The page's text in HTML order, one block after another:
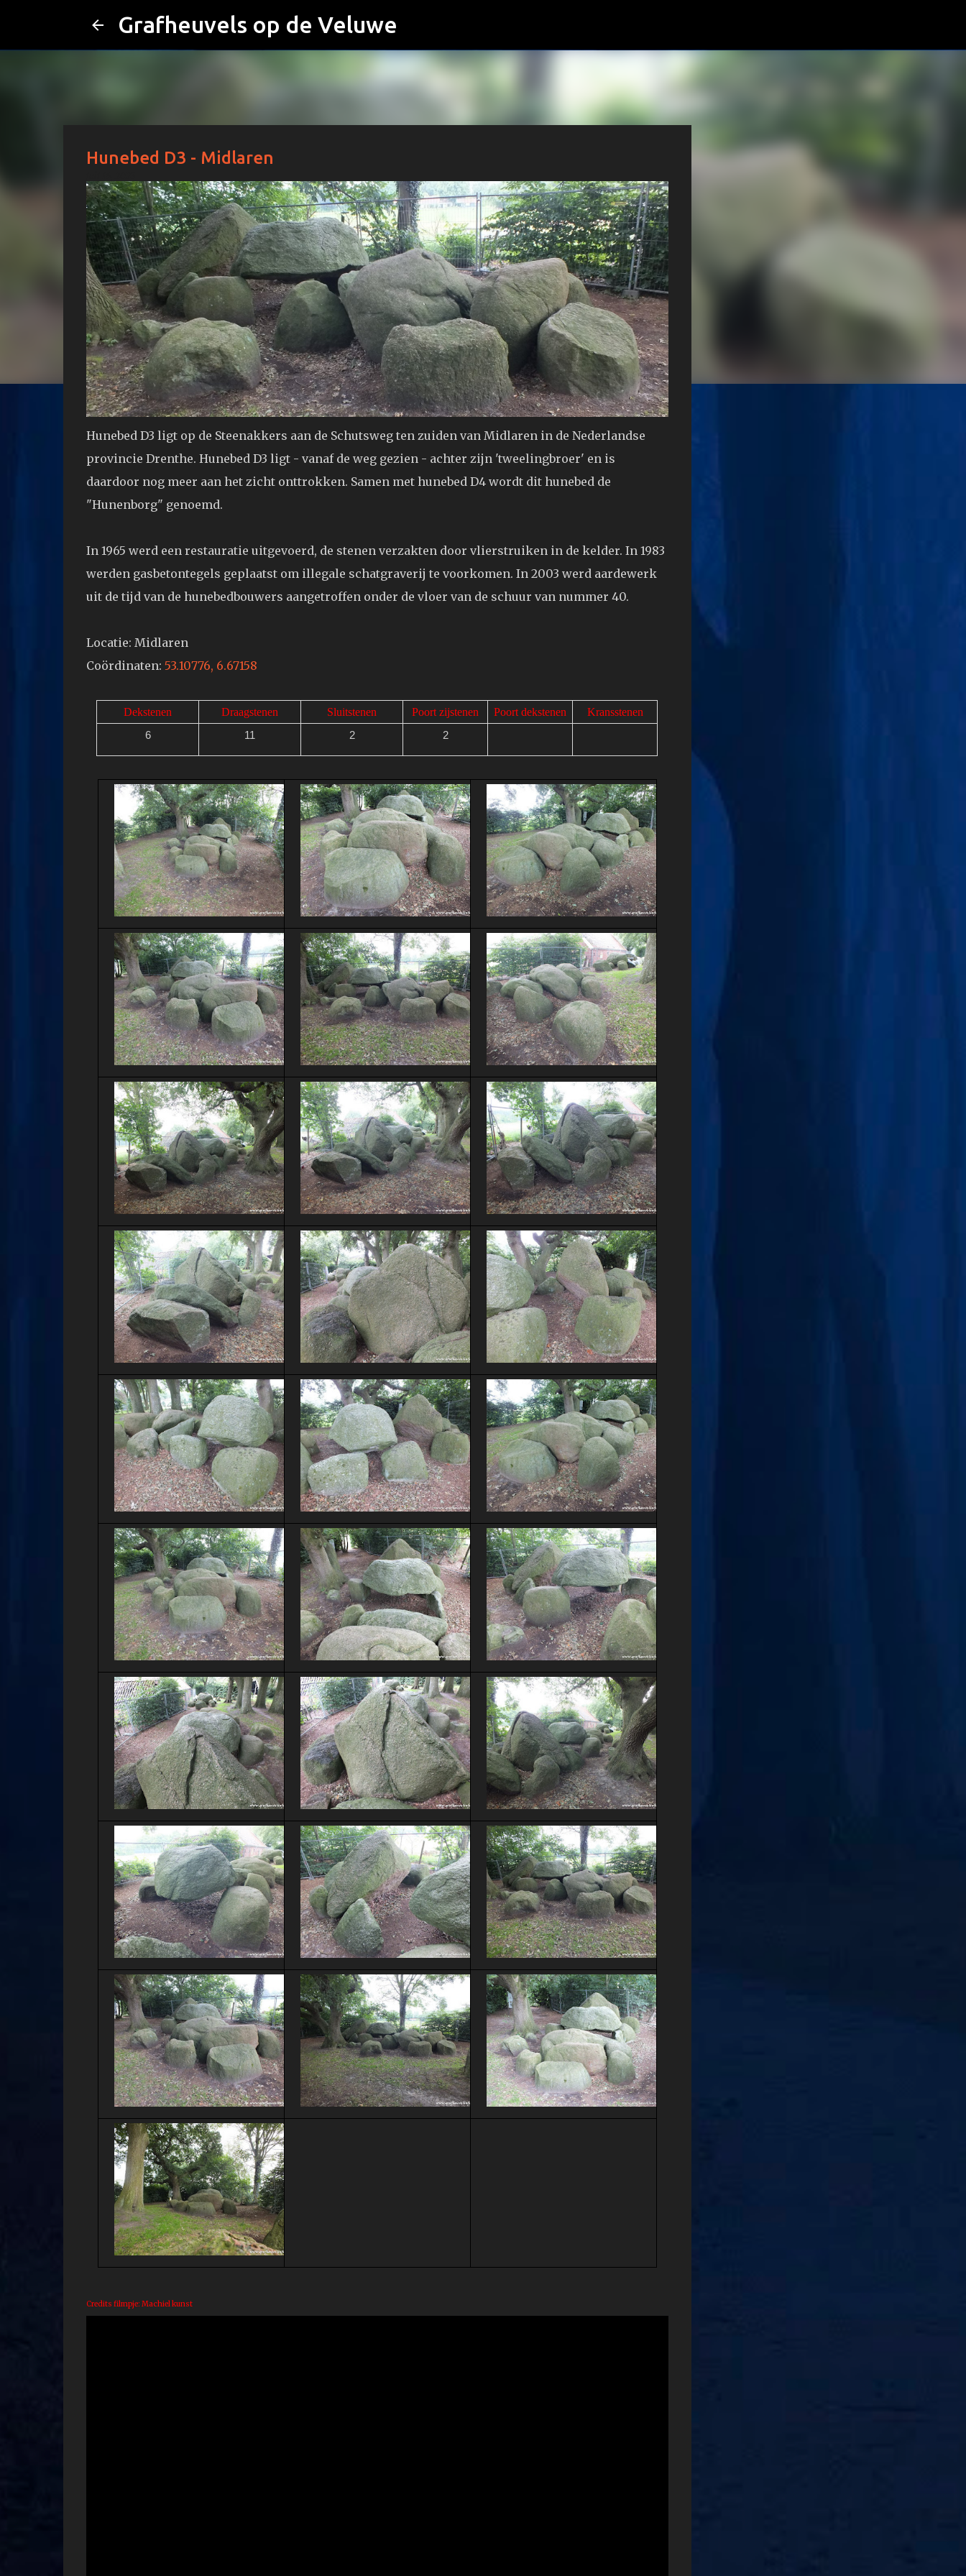
Grafheuvels op de Veluwe
Hunebed D3 - Midlaren
Hunebed D3 ligt op de Steenakkers aan de Schutsweg ten zuiden van Midlaren in de Nederlandse
provincie Drenthe. Hunebed D3 ligt - vanaf de weg gezien - achter zijn 'tweelingbroer' en is
daardoor nog meer aan het zicht onttrokken. Samen met hunebed D4 wordt dit hunebed de
"Hunenborg" genoemd.
In 1965 werd een restauratie uitgevoerd, de stenen verzakten door vlierstruiken in de kelder. In 1983
werden gasbetontegels geplaatst om illegale schatgraverij te voorkomen. In 2003 werd aardewerk
uit de tijd van de hunebedbouwers aangetroffen onder de vloer van de schuur van nummer 40.
Locatie: Midlaren
Coördinaten: 53.10776, 6.67158
Dekstenen Draagstenen Sluitstenen Poort zijstenen Poort dekstenen Kransstenen
6 11 2 2
Credits filmpje: Machiel kunst